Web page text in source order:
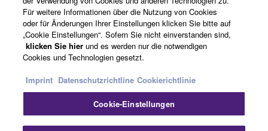
KontaktNutzungsbedingungenDatenschutzerklärung
CookierichtlinieImpressum
Für weitere Informationen über die Nutzung von Cookies
oder für Änderungen Ihrer Einstellungen klicken Sie bitte auf
„Cookie Einstellungen“. Sofern Sie nicht einverstanden sind,
klicken Sie hier und es werden nur die notwendigen
Cookies und Technologien gesetzt.
Imprint Datenschutzrichtline Cookierichtlinie
Cookie-Einstellungen